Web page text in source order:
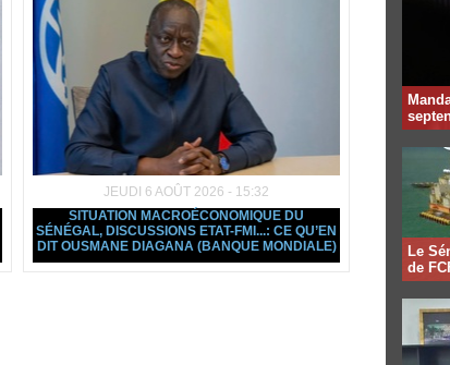
JEUDI 6 AOÛT 2026 - 15:32
SITUATION MACROÉCONOMIQUE DU
SÉNÉGAL, DISCUSSIONS ETAT-FMI...: CE QU’EN
DIT OUSMANE DIAGANA (BANQUE MONDIALE)
Le
de